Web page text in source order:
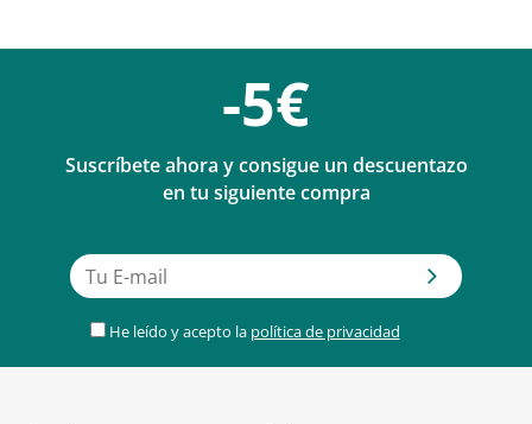
-5€
Suscríbete ahora y consigue un descuentazo
en tu siguiente compra
He leído y acepto la política de privacidad